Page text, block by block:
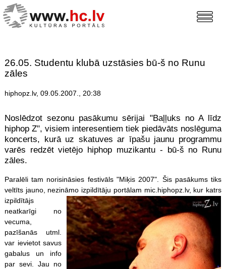
26.05. Studentu klubā uzstāsies bū-š no Runu
zāles
hiphopz.lv, 09.05.2007., 20:38
Noslēdzot sezonu pasākumu sērijai "Baļļuks no A līdz
hiphop Z", visiem interesentiem tiek piedāvāts noslēguma
koncerts, kurā uz skatuves ar īpašu jaunu programmu
varēs redzēt vietējo hiphop muzikantu - bū-š no Runu
zāles.
Paralēli tam norisināsies festivāls "Miķis 2007". Šis pasākums tiks
veltīts jauno, nezināmo izpildītāju portālam mic.hiphopz.lv, kur katrs
izpildītājs
neatkarīgi no
vecuma,
pazīšanās utml.
var ievietot savus
gabalus un info
par sevi. Jau no